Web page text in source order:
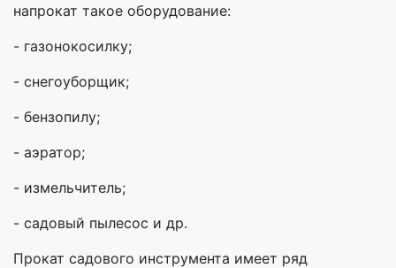
напрокат такое оборудование:
- газонокосилку;
- снегоуборщик;
- бензопилу;
- аэратор;
- измельчитель;
- садовый пылесос и др.
Прокат садового инструмента имеет ряд